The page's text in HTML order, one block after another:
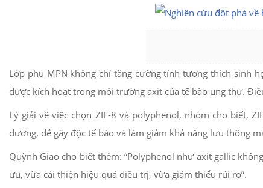
Lớp phủ MPN không chỉ tăng cường tính tương thích sinh
được kích hoạt trong môi trường axit của tế bào ung thư.
Lý giải về việc chọn ZIF-8 và polyphenol, nhóm cho biết,
dương, dễ gây độc tế bào và làm giảm khả năng lưu thông
Quỳnh Giao cho biết thêm: “Polyphenol như axit gallic
ưu, vừa cải thiện hiệu quả điều trị, vừa giảm thiểu rủi ro”.